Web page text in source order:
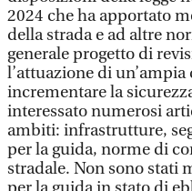
2024 che ha apportato
della strada e ad altre
generale progetto di
l’attuazione di
incrementare la
interessato numerosi
ambiti: infrastrutture,
per la guida, norme di
stradale. Non sono stati